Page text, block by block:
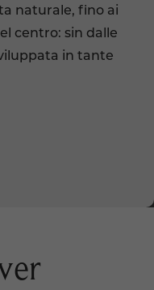
naturale, fino ai
centro: sin dalle
in tante